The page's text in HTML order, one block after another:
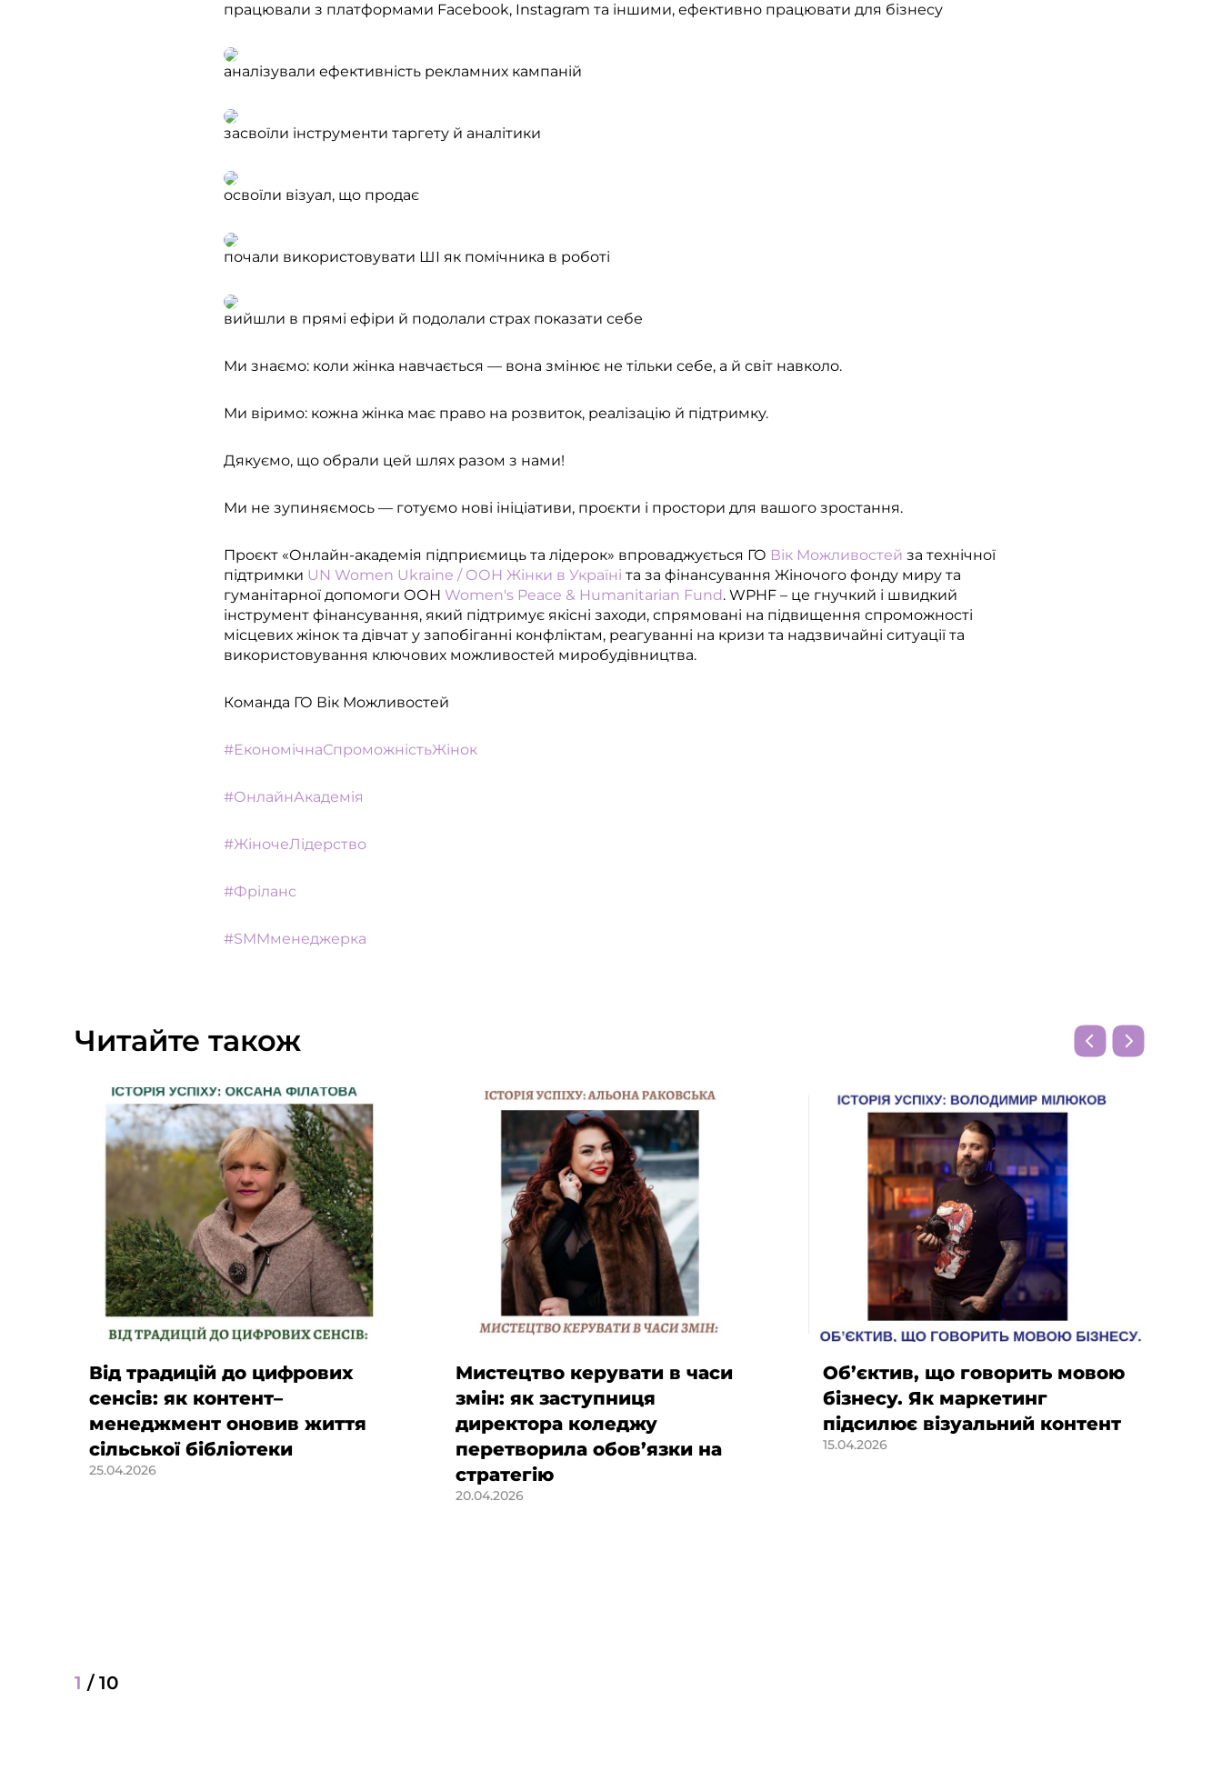
працювали з платформами Facebook, Instagram та іншими, ефективно працювати для бізнесу
аналізували ефективність рекламних кампаній
засвоїли інструменти таргету й аналітики
освоїли візуал, що продає
почали використовувати ШІ як помічника в роботі
вийшли в прямі ефіри й подолали страх показати себе
Ми знаємо: коли жінка навчається — вона змінює не тільки себе, а й світ навколо.
Ми віримо: кожна жінка має право на розвиток, реалізацію й підтримку.
Дякуємо, що обрали цей шлях разом з нами!
Ми не зупиняємось — готуємо нові ініціативи, проєкти і простори для вашого зростання.
Проєкт «Онлайн-академія підприємиць та лідерок» впроваджується ГО Вік Можливостей за технічної
підтримки UN Women Ukraine / ООН Жінки в Україні та за фінансування Жіночого фонду миру та
гуманітарної допомоги ООН Women's Peace & Humanitarian Fund. WPHF – це гнучкий і швидкий
інструмент фінансування, який підтримує якісні заходи, спрямовані на підвищення спроможності
місцевих жінок та дівчат у запобіганні конфліктам, реагуванні на кризи та надзвичайні ситуації та
використовування ключових можливостей миробудівництва.
Команда ГО Вік Можливостей
#ЕкономічнаСпроможністьЖінок
#ОнлайнАкадемія
#ЖіночеЛідерство
#Фріланс
#SMMменеджерка
Читайте також
Від традицій до цифрових
сенсів: як контент–
менеджмент оновив життя
сільської бібліотеки
25.04.2026
Мистецтво керувати в часи
змін: як заступниця
директора коледжу
перетворила обов’язки на
стратегію
20.04.2026
Об’єктив, що говорить мовою
бізнесу. Як маркетинг
підсилює візуальний контент
15.04.2026
1 / 10